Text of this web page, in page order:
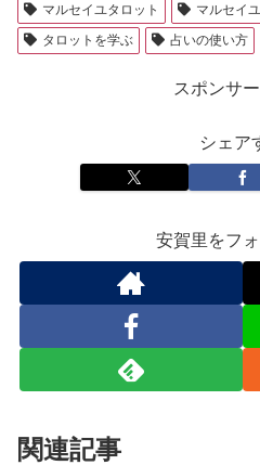
マルセイユタロット
マルセイ
タロットを学ぶ
占いの使い方
スポンサ
シェア
安賀里をフ
関連記事